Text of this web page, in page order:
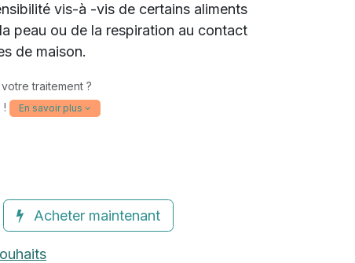
(121 avis)
vis-à -vis de certains aliments
peau ou de la respiration au contact
de maison.
traitement ?
!
En savoir plus
Acheter maintenant